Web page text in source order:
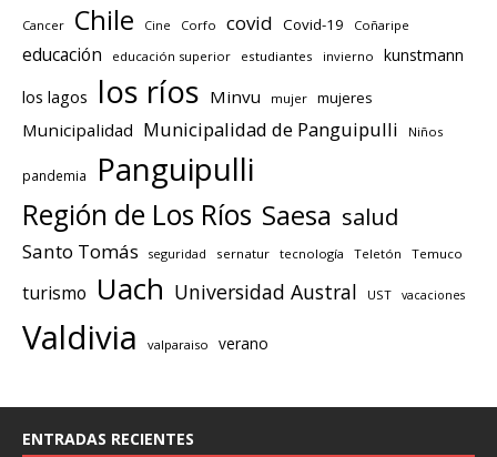
Cancer Chile Cine Corfo covid Covid-19 Coñaripe
educación educación superior estudiantes invierno kunstmann
los lagos los ríos Minvu mujer mujeres
Municipalidad Municipalidad de Panguipulli Niños
pandemia Panguipulli
Región de Los Ríos Saesa salud
Santo Tomás seguridad sernatur tecnología Teletón Temuco
turismo Uach Universidad Austral UST vacaciones
Valdivia valparaiso verano
ENTRADAS RECIENTES